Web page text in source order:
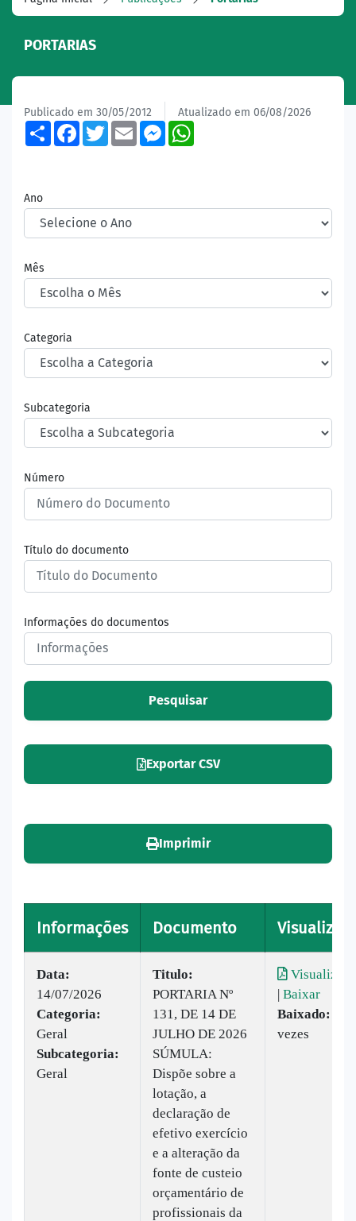
PORTARIAS
Publicado em 30/05/2012 Atualizado em 06/08/2026
ShareFacebook
TwitterEmailMessenger
Ano
Mês
Categoria
Subcategoria
Número
Título do documento
Informações do documentos
Pesquisar
Exportar CSV
Imprimir
Informações Documento Visualizar
Data:
14/07/2026
Categoria:
Geral
Subcategoria:
Geral
Titulo:
PORTARIA Nº
131, DE 14 DE
JULHO DE 2026
SÚMULA:
Dispõe sobre a
lotação, a
declaração de
efetivo exercício
e a alteração da
fonte de custeio
orçamentário de
profissionais da
Visualizar
| Baixar
Baixado:
vezes